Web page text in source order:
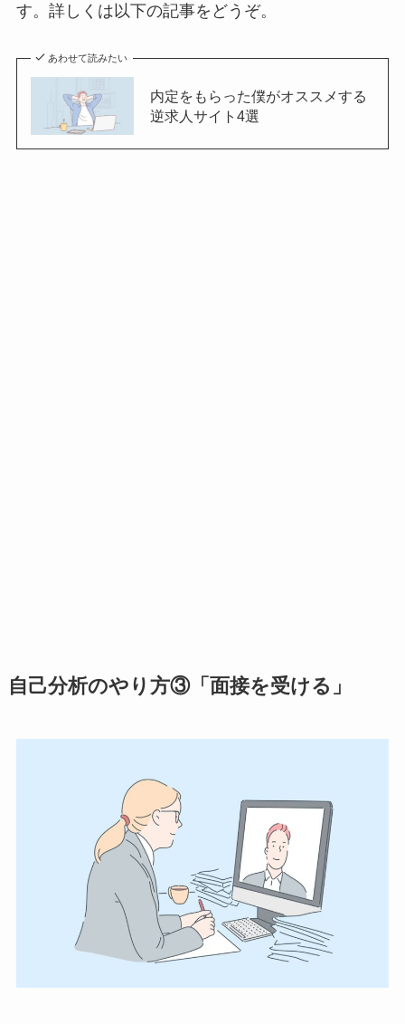
す。詳しくは以下の記事をどうぞ。
あわせて読みたい
内定をもらった僕がオススメする
逆求人サイト4選
自己分析のやり方③「面接を受ける」